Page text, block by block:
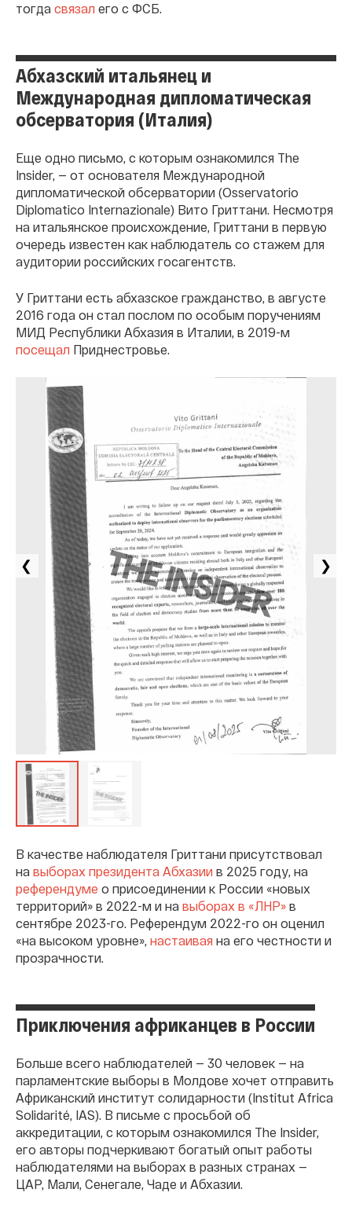
тогда связал его с ФСБ.
Абхазский итальянец и
Международная дипломатическая
обсерватория (Италия)
Еще одно письмо, с которым ознакомился The
Insider, — от основателя Международной
дипломатической обсерватории (Osservatorio
Diplomatico Internazionale) Вито Гриттани. Несмотря
на итальянское происхождение, Гриттани в первую
очередь известен как наблюдатель со стажем для
аудитории российских госагентств.
У Гриттани есть абхазское гражданство, в августе
2016 года он стал послом по особым поручениям
МИД Республики Абхазия в Италии, в 2019-м
посещал Приднестровье.
❮ ❯
В качестве наблюдателя Гриттани присутствовал
на выборах президента Абхазии в 2025 году, на
референдуме о присоединении к России «новых
территорий» в 2022-м и на выборах в «ЛНР» в
сентябре 2023-го. Референдум 2022-го он оценил
«на высоком уровне», настаивая на его честности и
прозрачности.
Приключения африканцев в России
Больше всего наблюдателей — 30 человек — на
парламентские выборы в Молдове хочет отправить
Африканский институт солидарности (Institut Africa
Solidarité, IAS). В письме с просьбой об
аккредитации, с которым ознакомился The Insider,
его авторы подчеркивают богатый опыт работы
наблюдателями на выборах в разных странах —
ЦАР, Мали, Сенегале, Чаде и Абхазии.